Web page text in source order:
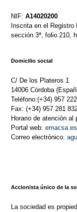
NIF:A14020200
Inscrita en el
sección 3ª, folio 210,
Domicilio social
C/ De los Plateros 1
14006 Córdoba
Teléfono:(+34) 957
Fax: (+34) 957 281
Horario de atención
Portal web:emacsa.es
Correo electrónico:
Accionista único de la
La sociedad es